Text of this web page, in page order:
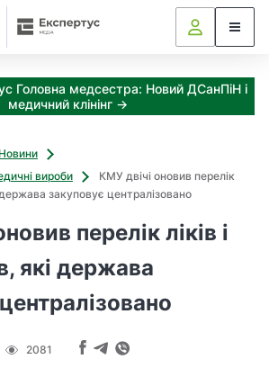
Головна медсестра: Новий ДСанПіН і
медичний клінінг →
Новини
вироби
КМУ двічі оновив перелік
держава закуповує централізовано
перелік ліків і
які держава
2081